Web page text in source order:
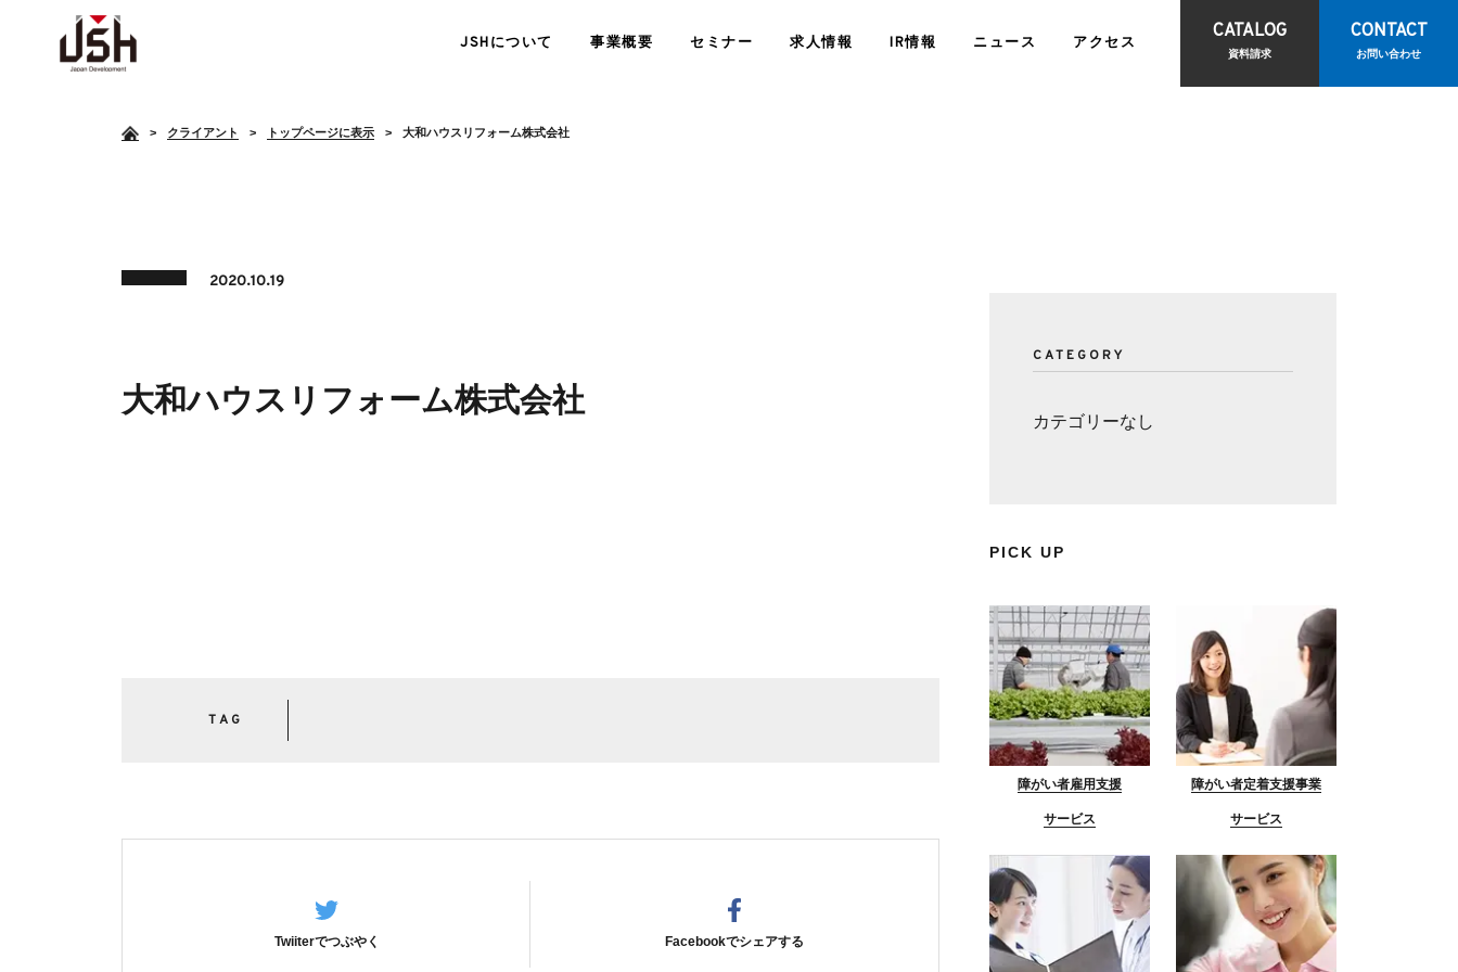
JSHについて 事業概要 セミナー 求人情報 IR情報
<
株式情報
ニュース アクセス
CATALOG
資料請求
CONTACT
お問い合わせ
> クライアント トップページに表示 大和ハウスリフォーム株式会社
2020.10.19
大和ハウスリフォーム株式会社
TAG
Twiiterでつぶやく Facebookでシェアする
CATEGORY
カテゴリーなし
PICK UP
障がい者雇用支援
サービス
障がい者定着支援事業
サービス